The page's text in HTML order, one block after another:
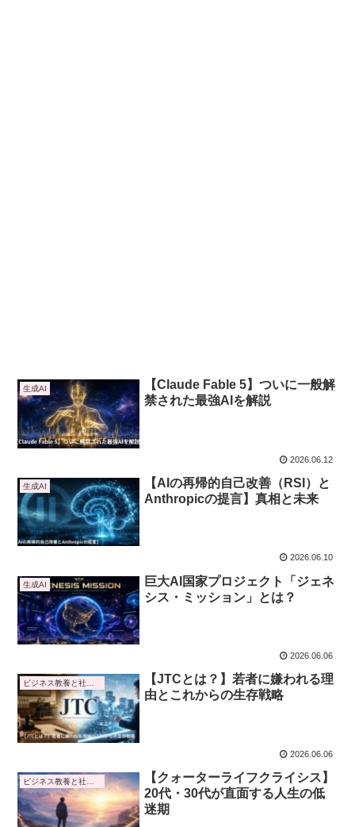
生成AI
【Claude Fable 5】ついに一般解
禁された最強AIを解説
2026.06.12
生成AI
【AIの再帰的自己改善（RSI）と
Anthropicの提言】真相と未来
2026.06.10
生成AI
巨大AI国家プロジェクト「ジェネ
シス・ミッション」とは？
2026.06.06
ビジネス教養と社会トレンド
【JTCとは？】若者に嫌われる理
由とこれからの生存戦略
2026.06.06
ビジネス教養と社会トレンド
【クォーターライフクライシス】
20代・30代が直面する人生の低
迷期